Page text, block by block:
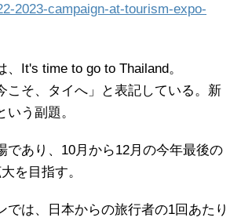
2023-campaign-at-tourism-expo-
、It's time to go to Thailand。
こそ、タイへ」と表記している。新
いう副題。
であり、10月から12月の今年最後の
を目指す。
では、日本からの旅行者の1回あたり